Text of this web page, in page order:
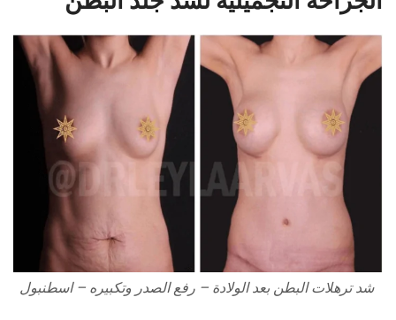
شد ترهلات البطن بعد الولادة – رفع الصدر وتكبيره – اسطنبول